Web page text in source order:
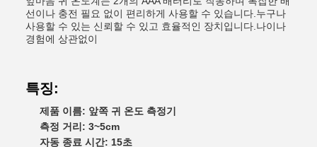
선이나 충전 필요 없이 편리하게 사용할 수 있습니다.누구나
사용할 수 있는 신뢰할 수 있고 효율적인 장치입니다.나이나
경험에 상관없이
특징:
제품 이름: 앞쪽 귀 온도 측정기
측정 거리: 3~5cm
자동 종료 시간: 15초